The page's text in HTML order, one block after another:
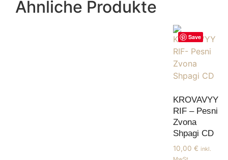
Ähnliche Produkte
Save
KROVAVYY
RIF – Pesni
Zvona
Shpagi CD
10,00 € inkl.